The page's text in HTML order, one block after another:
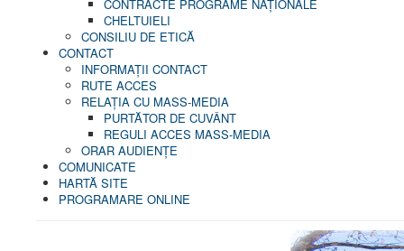
CONTRACTE PROGRAME NAȚIONALE
CHELTUIELI
CONSILIU DE ETICĂ
CONTACT
INFORMAŢII CONTACT
RUTE ACCES
RELAȚIA CU MASS-MEDIA
PURTĂTOR DE CUVÂNT
REGULI ACCES MASS-MEDIA
ORAR AUDIENŢE
COMUNICATE
HARTĂ SITE
PROGRAMARE ONLINE